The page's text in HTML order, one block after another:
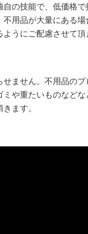
の技能で、低価格
用品が大量にある
うにご配慮させて頂
ません。不用品の
や重たいものなど
ます。